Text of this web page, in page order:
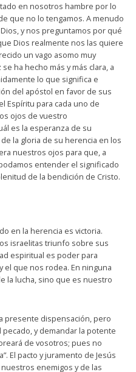
en nosotros hambre por lo
que no lo tengamos. A menudo
y nos preguntamos por qué
Dios realmente nos las quiere
un vago asomo muy
ha hecho más y más clara, a
lo que significa e
del apóstol en favor de sus
Espíritu para cada uno de
ojos de vuestro
es la esperanza de su
la gloria de su herencia en los
nuestros ojos para que, a
entender el significado
de la bendición de Cristo.
en la herencia es victoria.
israelitas triunfo sobre sus
espiritual es poder para
que nos rodea. En ninguna
la lucha, sino que es nuestro
presente dispensación, pero
y demandar la potente
de vosotros; pues no
El pacto y juramento de Jesús
enemigos y de las